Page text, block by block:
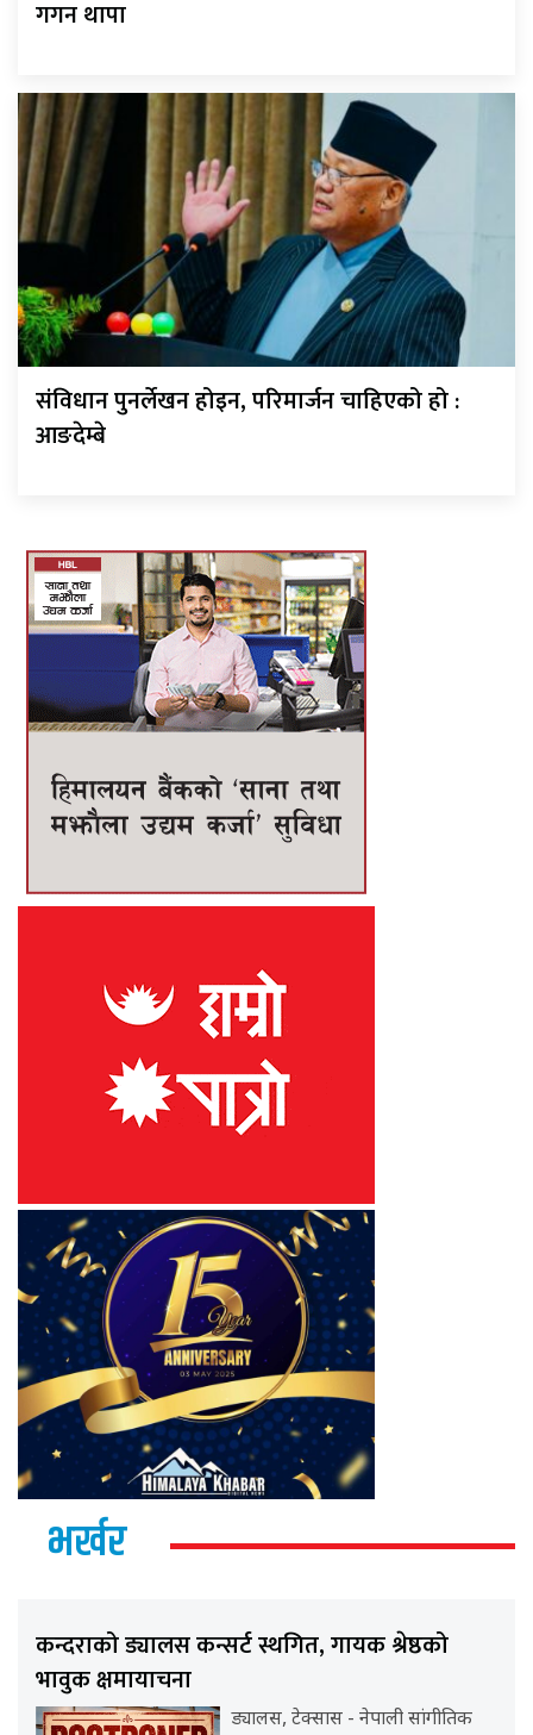
गगन थापा
संविधान पुनर्लेखन होइन, परिमार्जन चाहिएको हो :
आङदेम्बे
भर्खर
कन्दराको ड्यालस कन्सर्ट स्थगित, गायक श्रेष्ठको
भावुक क्षमायाचना
ड्यालस, टेक्सास - नेपाली सांगीतिक